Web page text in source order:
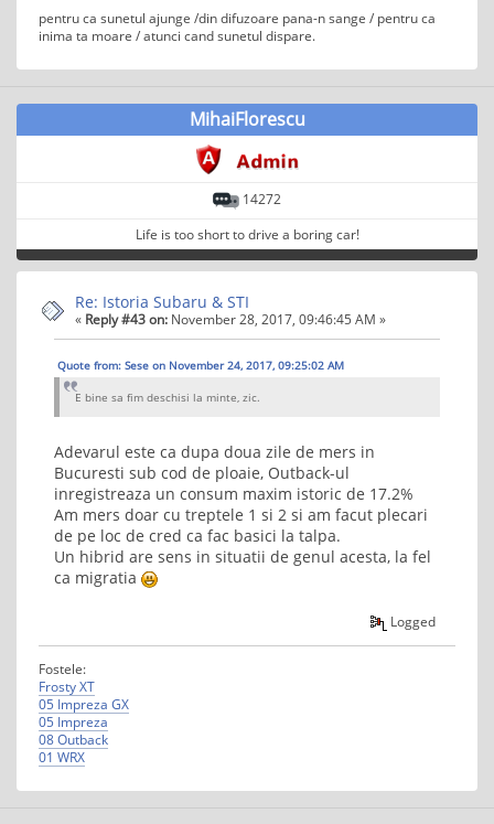
pentru ca sunetul ajunge /din difuzoare pana-n sange / pentru ca
inima ta moare / atunci cand sunetul dispare.
MihaiFlorescu
14272
Life is too short to drive a boring car!
Re: Istoria Subaru & STI
« Reply #43 on: November 28, 2017, 09:46:45 AM »
Quote from: Sese on November 24, 2017, 09:25:02 AM
E bine sa fim deschisi la minte, zic.
Adevarul este ca dupa doua zile de mers in
Bucuresti sub cod de ploaie, Outback-ul
inregistreaza un consum maxim istoric de 17.2%
Am mers doar cu treptele 1 si 2 si am facut plecari
de pe loc de cred ca fac basici la talpa.
Un hibrid are sens in situatii de genul acesta, la fel
ca migratia
Logged
Fostele:
Frosty XT
05 Impreza GX
05 Impreza
08 Outback
01 WRX